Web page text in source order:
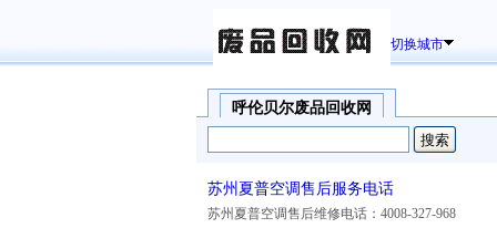
切换城市
呼伦贝尔废品回收网
苏州夏普空调售后服务电话
苏州夏普空调售后维修电话：4008-327-968